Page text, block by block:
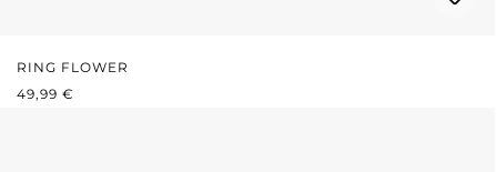
RING FLOWER
REGULÄRER PREIS:
49,99 €